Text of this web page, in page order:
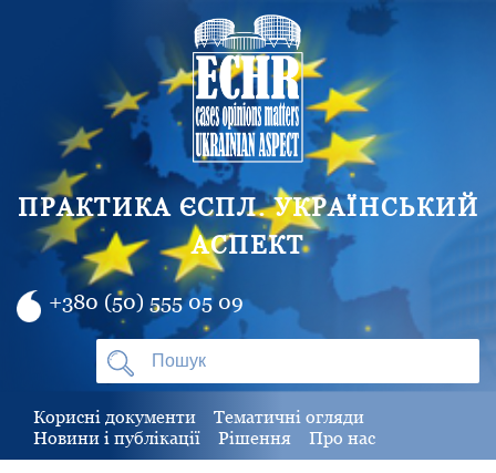
ПРАКТИКА ЄСПЛ. УКРАЇНСЬКИЙ
АСПЕКТ
+380 (50) 555 05 09
Корисні документи
Тематичні огляди
Новини і публікації
Рішення Про нас